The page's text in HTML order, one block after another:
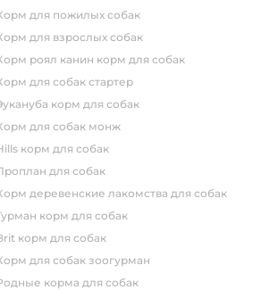
корм для пожилых собак
корм для взрослых собак
корм роял канин корм для собак
корм для собак стартер
эукануба корм для собак
корм для собак монж
hills корм для собак
проплан для собак
корм деревенские лакомства для собак
гурман корм для собак
brit корм для собак
корм для собак зоогурман
родные корма для собак